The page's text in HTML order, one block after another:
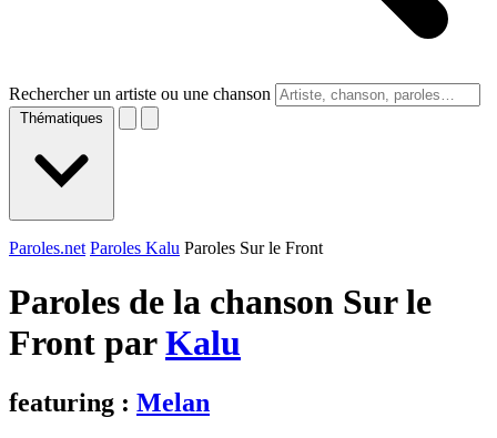
Rechercher un artiste ou une chanson
Thématiques
Paroles.net Paroles Kalu Paroles Sur le Front
Paroles de la chanson Sur le
Front parKalu
featuring : Melan